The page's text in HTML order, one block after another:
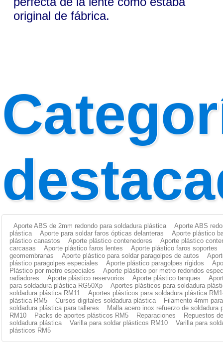
original de fábrica.
Aporte ABS de 2mm redondo para soldadura plástica
Aporte ABS
plástica
Aporte para soldar faros ópticas delanteras
Aporte plástico
plástico canastos
Aporte plástico contenedores
Aporte plástico
carcasas
Aporte plástico faros lentes
Aporte plástico faros soportes
geomembranas
Aporte plástico para soldar paragolpes de autos
plástico paragolpes especiales
Aporte plástico paragolpes rígidos
Plástico por metro especiales
Aporte plástico por metro redondos
radiadores
Aporte plástico reservorios Aporte plástico tanques
para soldadura plástica RG50Xp
Aportes plásticos para soldadura
soldadura plástica RM11
Aportes plásticos para soldadura plástica
plástica RM5
Cursos digitales soldadura plástica
Filamento 4mm
soldadura plástica para talleres
Malla acero inox refuerzo de soldadura
RM10
Packs de aportes plásticos RM5 Reparaciones
Repuestos
soldadura plástica
Varilla para soldar plásticos RM10
Varilla para
plásticos RM5